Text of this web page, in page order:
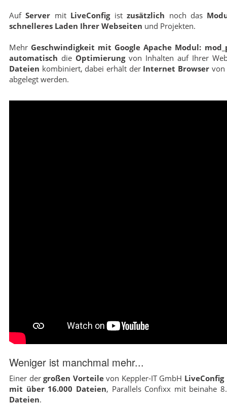
AufServer mit LiveConfigistzusätzlich noch das
schnelleres Laden Ihrer Webseiten und Projekten.
Mehr Geschwindigkeit mit Google Apache Modul:
automatisch die Optimierungvon Inhalten auf Ihrer
Dateien kombiniert, dabei erhält der Internet Browservon
abgelegt werden.
Weniger ist manchmal mehr...
Einer dergroßen Vorteilevon Keppler-IT GmbH LiveConfig
mit über 16.000 Dateien, Parallels Confixx mit beinahe
Dateien.